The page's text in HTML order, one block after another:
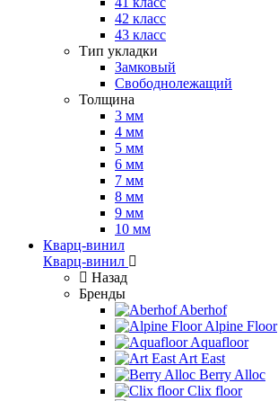
42 класс
43 класс
Тип укладки
Замковый
Свободнолежащий
Толщина
3 мм
4 мм
5 мм
6 мм
7 мм
8 мм
9 мм
10 мм
Кварц-винил
Кварц-винил
Назад
Бренды
Aberhof
Alpine Floor
Aquafloor
Art East
Berry Alloc
Clix floor